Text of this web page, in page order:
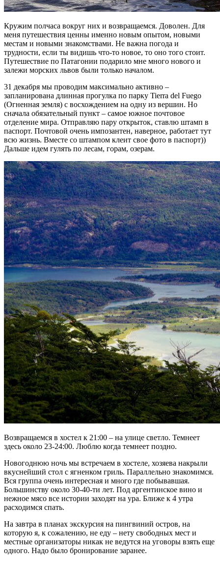
Кружим полчаса вокруг них и возвращаемся. Доволен. Для
меня путешествия ценны именно новым опытом, новыми
местам и новыми знакомствами. Не важна погода и
трудности, если ты видишь что-то новое, то оно того стоит.
Путешествие по Патагонии подарило мне много нового и
залежи морских львов были только началом.
31 декабря мы проводим максимально активно –
запланирована длинная прогулка по парку Tierra del Fuego
(Огненная земля) с восхождением на одну из вершин. Но
сначала обязательный пункт – самое южное почтовое
отделение мира. Отправляю пару открыток, ставлю штамп в
паспорт. Почтовой очень импозантен, наверное, работает тут
всю жизнь. Вместе со штампом клеит свое фото в паспорт))
Дальше идем гулять по лесам, горам, озерам.
Возвращаемся в хостел к 21:00 – на улице светло. Темнеет
здесь около 23-24:00. Люблю когда темнеет поздно.
Новогоднюю ночь мы встречаем в хостеле, хозяева накрыли
вкуснейший стол с ягненком гриль. Параллельно знакомимся.
Вся группа очень интересная и много где побывавшая.
Большинству около 30-40-ти лет. Под аргентинское вино и
нежное мясо все истории заходят на ура. Ближе к 4 утра
расходимся спать.
На завтра в планах экскурсия на пингвиний остров, на
которую я, к сожалению, не еду – нету свободных мест и
местные организаторы никак не ведутся на уговоры взять еще
одного. Надо было бронирование заранее.